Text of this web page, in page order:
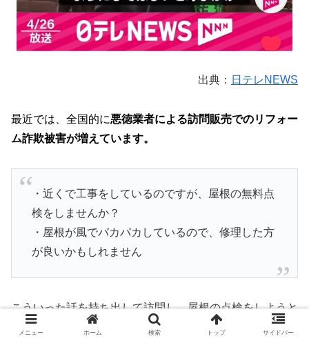
出典： 日テレNEWS
最近では、全国的に悪徳業者による訪問販売でのリフォー
ム詐欺被害が増えています。
・近くで工事をしているのですが、屋根の無料点
検をしませんか？
・屋根が風でパカパカしているので、修理した方
が良いかもしれません
こういった話を持ち出して訪問し、屋根の点検をしようと
してくる業者には注意が必要です。
メニュー ホーム 検索 トップ サイドバー